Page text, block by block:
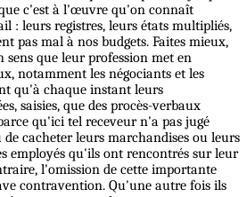
c'est à l'œuvre qu'on connaît
: leurs registres, leurs états multipliés,
pas mal à nos budgets. Faites mieux,
sens que leur profession met en
notamment les négociants et les
qu'à chaque instant leurs
saisies, que des procès-verbaux
qu'ici tel receveur n'a pas jugé
de cacheter leurs marchandises ou leurs
employés qu'ils ont rencontrés sur leur
l'omission de cette importante
contravention. Qu'une autre fois ils